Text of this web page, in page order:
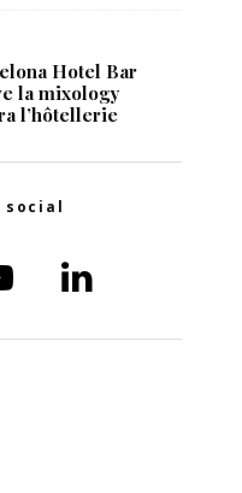
Hotel Bar
la mixology
l’hôtellerie